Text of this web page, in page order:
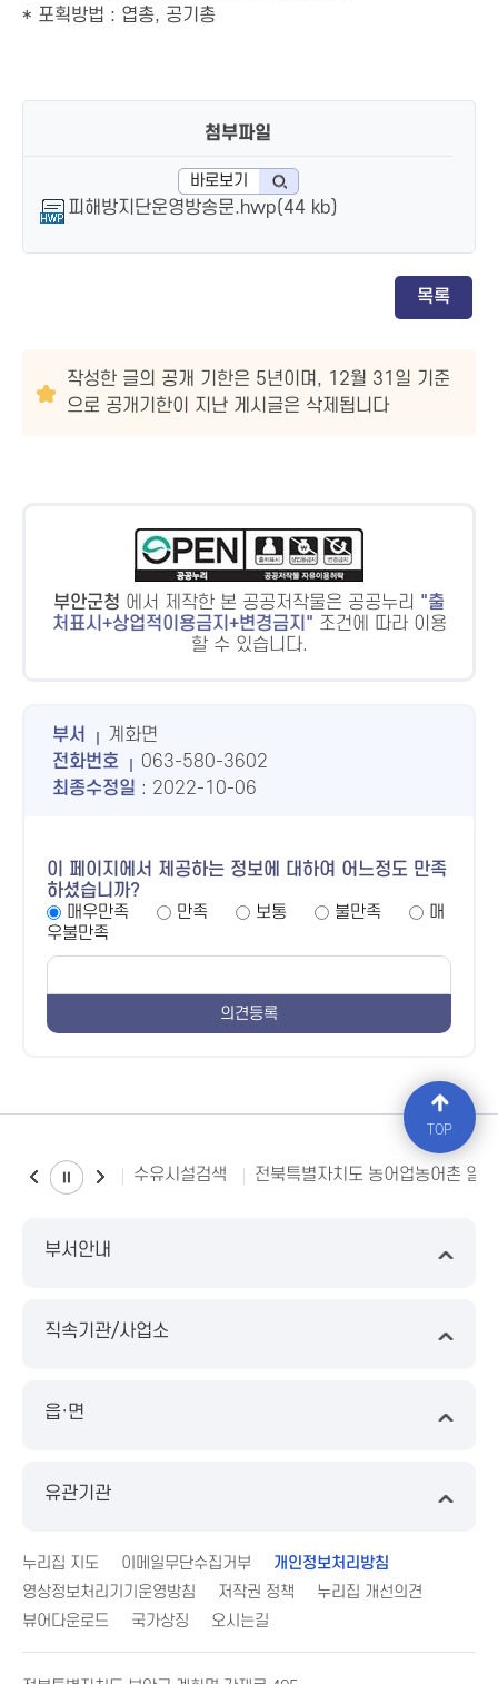
* 포획방법 : 엽총, 공기총
첨부파일
바로보기
피해방지단운영방송문.hwp(44 kb)
목록
작성한 글의 공개 기한은 5년이며, 12월 31일 기준
으로 공개기한이 지난 게시글은 삭제됩니다
부안군청 에서 제작한 본 공공저작물은 공공누리
출
처표시+상업적이용금지+변경금지
조건에 따라 이용
할 수 있습니다.
부서
계화면
전화번호
063-580-3602
최종수정일 : 2022-10-06
이 페이지에서 제공하는 정보에 대하여 어느정도 만족
하셨습니까?
매우만족
만족 보통 불만족
매
우불만족
수유시설검색 전북특별자치도 농어업농어촌 일
부서안내
직속기관/사업소
읍·면
유관기관
누리집 지도 이메일무단수집거부
개인정보처리방침
영상정보처리기기운영방침
저작권 정책
누리집 개선의견
뷰어다운로드
국가상징 오시는길
TOP